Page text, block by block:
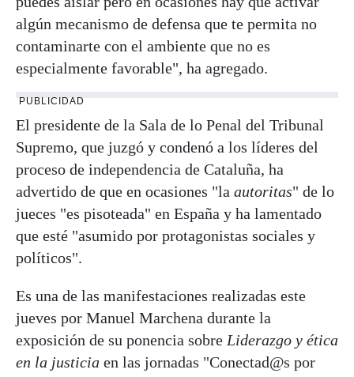
algún mecanismo de defensa que te permita no
contaminarte con el ambiente que no es
especialmente favorable", ha agregado.
PUBLICIDAD
El presidente de la Sala de lo Penal del Tribunal
Supremo, que juzgó y condenó a los líderes del
proceso de independencia de Cataluña, ha
advertido de que en ocasiones "la autoritas" de lo
jueces "es pisoteada" en España y ha lamentado
que esté "asumido por protagonistas sociales y
políticos".
Es una de las manifestaciones realizadas este
jueves por Manuel Marchena durante la
exposición de su ponencia sobre Liderazgo y ética
en la justicia en las jornadas "Conectad@s por